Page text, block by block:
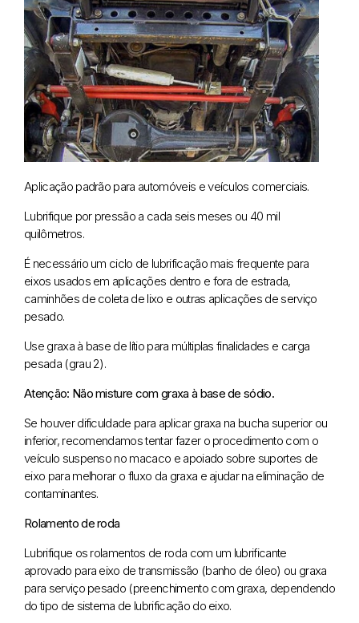
Aplicação padrão para automóveis e veículos comerciais.
Lubrifique por pressão a cada seis meses ou 40 mil
quilômetros.
É necessário um ciclo de lubrificação mais frequente para
eixos usados em aplicações dentro e fora de estrada,
caminhões de coleta de lixo e outras aplicações de serviço
pesado.
Use graxa à base de lítio para múltiplas finalidades e carga
pesada (grau 2).
Atenção: Não misture com graxa à base de sódio.
Se houver dificuldade para aplicar graxa na bucha superior ou
inferior, recomendamos tentar fazer o procedimento com o
veículo suspenso no macaco e apoiado sobre suportes de
eixo para melhorar o fluxo da graxa e ajudar na eliminação de
contaminantes.
Rolamento de roda
Lubrifique os rolamentos de roda com um lubrificante
aprovado para eixo de transmissão (banho de óleo) ou graxa
para serviço pesado (preenchimento com graxa, dependendo
do tipo de sistema de lubrificação do eixo.